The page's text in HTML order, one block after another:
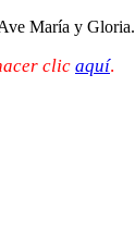
María y Gloria.
clic aquí.